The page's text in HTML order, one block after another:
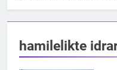
hamilelikte